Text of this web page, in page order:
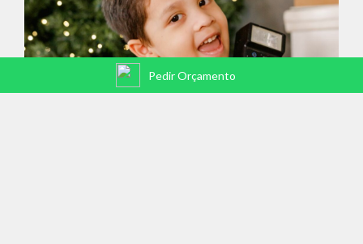
Pedir Orçamento